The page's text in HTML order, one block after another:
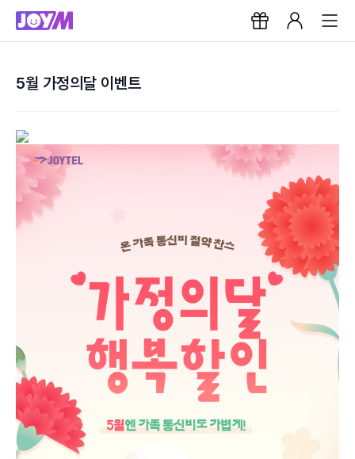
5월 가정의달 이벤트